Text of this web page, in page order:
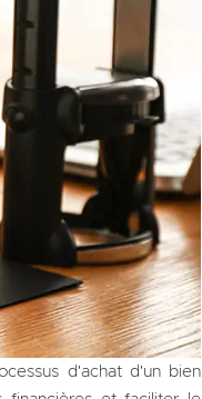
d'achat d'un bien